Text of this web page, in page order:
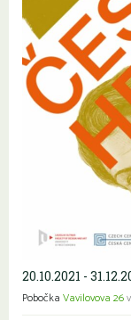
20.10.2021 -
Pobočka Vavilovova 26